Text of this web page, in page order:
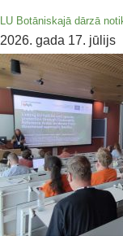
LU Botāniskajā dārzā
2026. gada 17. jūlijs